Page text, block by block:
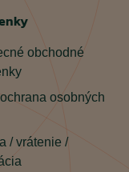
obchodné
osobných
/ vrátenie /